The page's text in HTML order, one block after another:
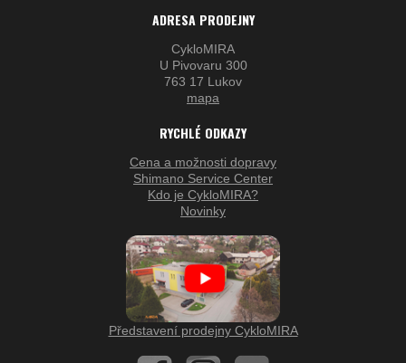
ADRESA PRODEJNY
CykloMIRA
U Pivovaru 300
763 17 Lukov
mapa
RYCHLÉ ODKAZY
Cena a možnosti dopravy
Shimano Service Center
Kdo je CykloMIRA?
Novinky
Představení prodejny CykloMIRA